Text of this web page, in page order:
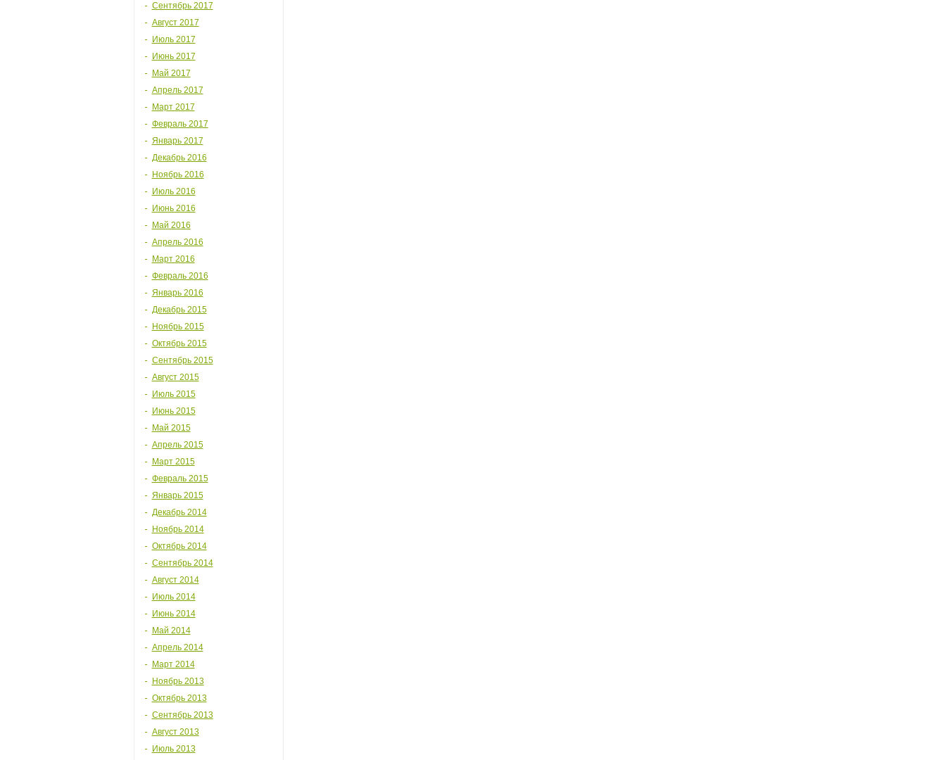
Сентябрь 2017
Август 2017
Июль 2017
Июнь 2017
Май 2017
Апрель 2017
Март 2017
Февраль 2017
Январь 2017
Декабрь 2016
Ноябрь 2016
Июль 2016
Июнь 2016
Май 2016
Апрель 2016
Март 2016
Февраль 2016
Январь 2016
Декабрь 2015
Ноябрь 2015
Октябрь 2015
Сентябрь 2015
Август 2015
Июль 2015
Июнь 2015
Май 2015
Апрель 2015
Март 2015
Февраль 2015
Январь 2015
Декабрь 2014
Ноябрь 2014
Октябрь 2014
Сентябрь 2014
Август 2014
Июль 2014
Июнь 2014
Май 2014
Апрель 2014
Март 2014
Ноябрь 2013
Октябрь 2013
Сентябрь 2013
Август 2013
Июль 2013